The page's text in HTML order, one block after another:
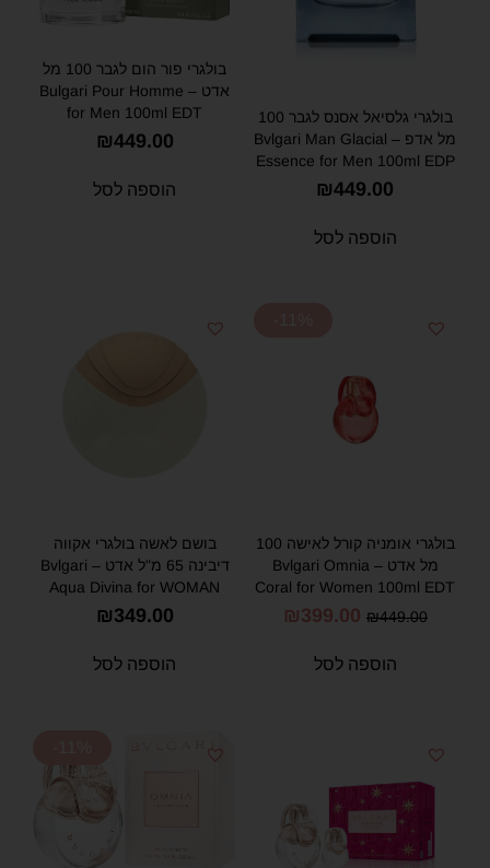
בולגרי גלסיאל אסנס לגבר 100
מל אדפ – Bvlgari Man Glacial
Essence for Men 100ml EDP
₪449.00
הוספה לסל
בולגרי פור הום לגבר 100 מל
אדט – Bulgari Pour Homme
for Men 100ml EDT
₪449.00
הוספה לסל
בולגרי אומניה קורל לאישה 100
מל אדט – Bvlgari Omnia
Coral for Women 100ml EDT
₪449.00
₪399.00
הוספה לסל
בושם לאשה בולגרי אקווה
דיבינה 65 מ"ל אדט – Bvlgari
Aqua Divina for WOMAN
65ml E.D.T
₪349.00
הוספה לסל